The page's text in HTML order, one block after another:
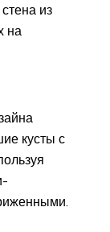
из
на
кусты с